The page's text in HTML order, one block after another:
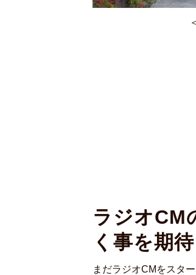
ラジオCM
く事を期
まだラジオCMをスタ